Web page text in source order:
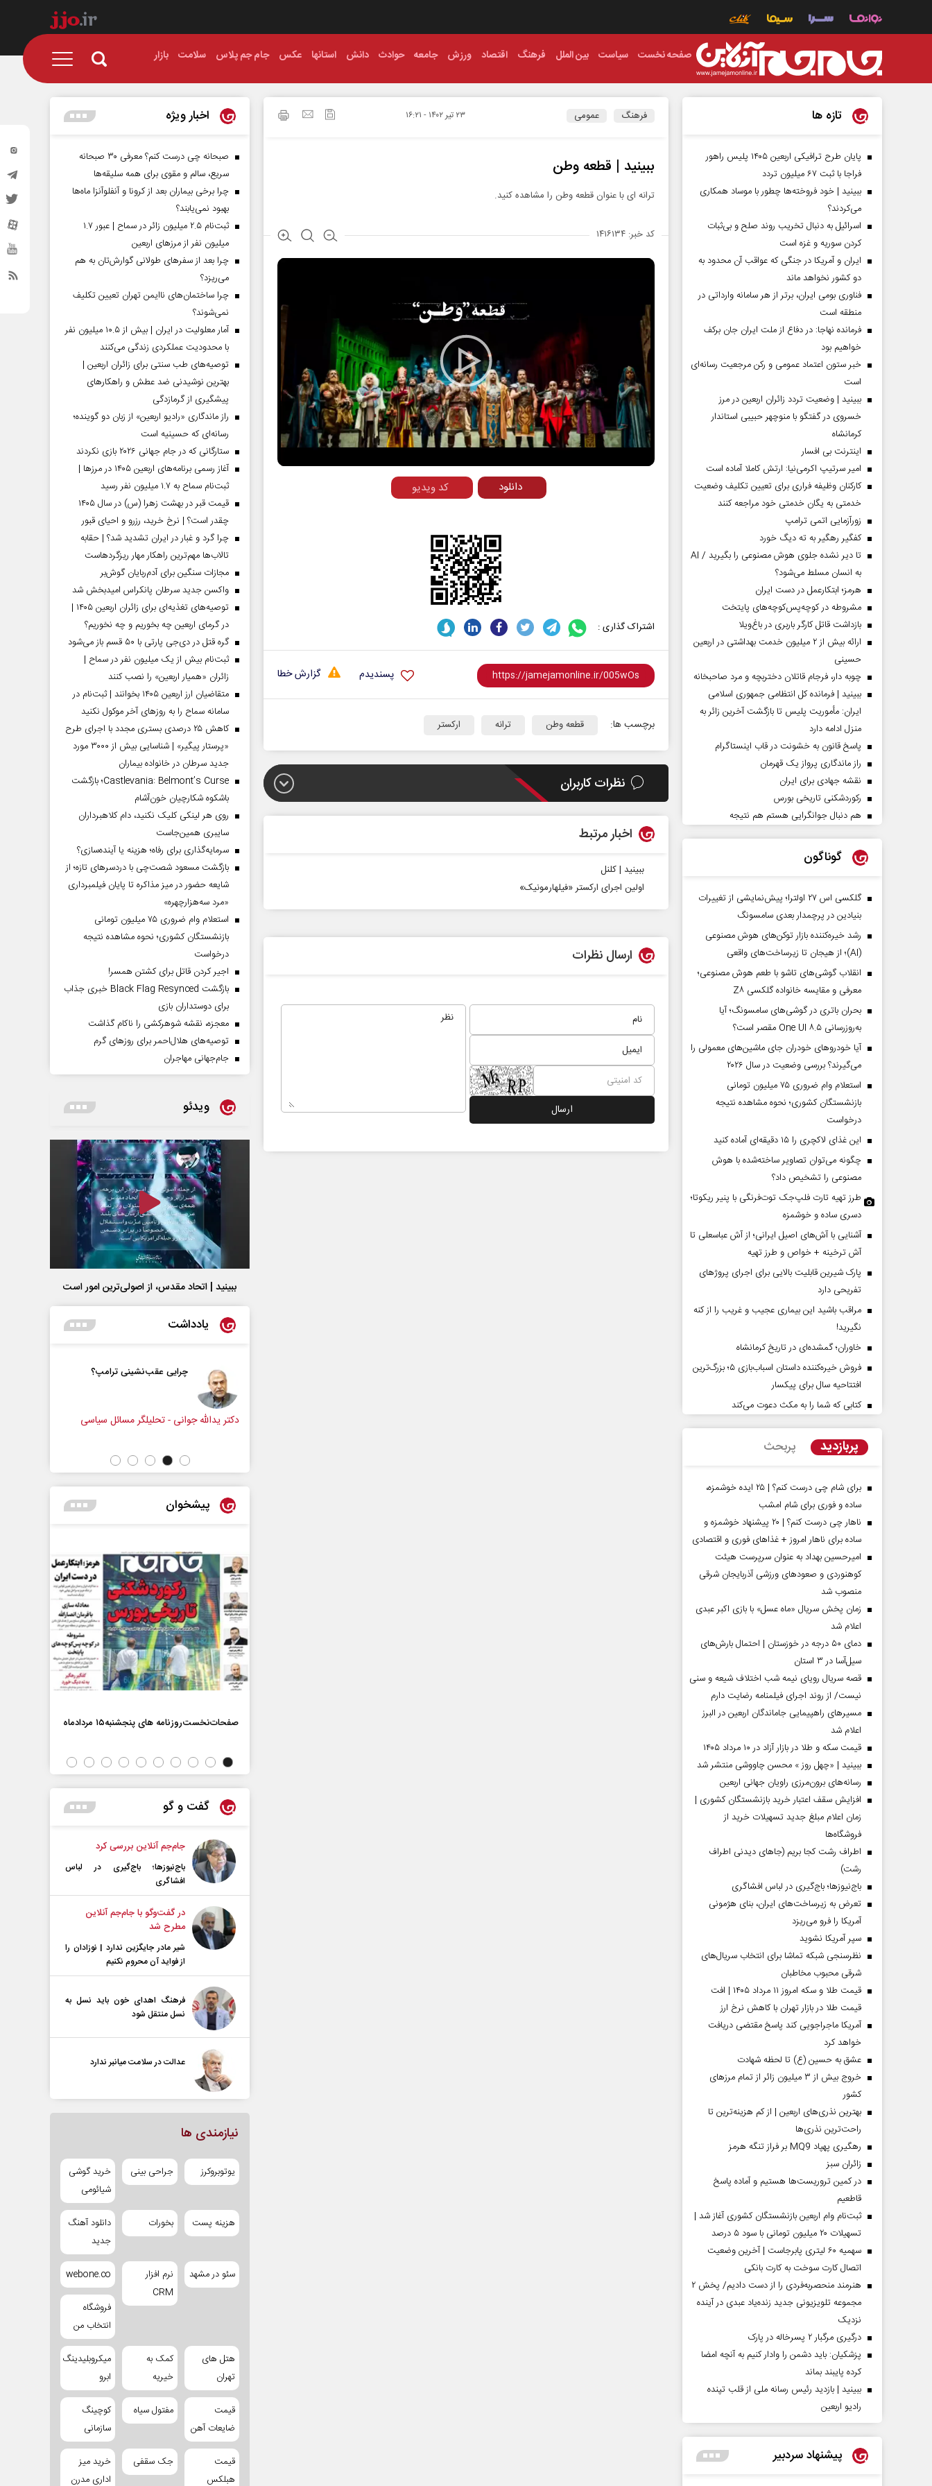
صفحه نخست سیاست بین الملل فرهنگ اقتصاد ورزش جامعه حوادث دانش استانها عکس جام جم پلاس سلامت بازار
فرهنگ عمومی ۲۳ تير ۱۴۰۲ - ۱۶:۲۱
ببینید | قطعه وطن
ترانه ای با عنوان قطعه وطن را مشاهده کنید.
کد خبر: ۱۴۱۶۱۳۴
Play
Video
کد ویدیو دانلود
اشتراک گذاری :
گزارش خطا پسندیدم
برچسب ها: قطعه وطن ترانه ارکستر
نظرات کاربران
اخبار مرتبط
ببینید | کلنل
اولین اجرای ارکستر «فیلهارمونیک»
ارسال نظرات
تازه ها
پایان طرح ترافیکی اربعین ۱۴۰۵ پلیس راهور
فراجا با ثبت ۶۷ میلیون تردد
ببینید | خود فروخته‌ها چطور با موساد همکاری
می‌کردند؟
اسرائیل به دنبال تخریب روند صلح و بی‌ثبات
کردن سوریه و غزه است
ایران و آمریکا در جنگی که عواقب آن محدود به
دو کشور نخواهد ماند
فناوری بومی ایران، برتر از هر سامانه وارداتی در
منطقه است
فرمانده نهاجا: در دفاع از ملت ایران جان برکف
خواهیم بود
خبر ستون اعتماد عمومی و رکن مرجعیت رسانه‌ای
است
ببینید | وضعیت تردد زائران اربعین در مرز
خسروی در گفتگو با منوچهر حبیبی استاندار
کرمانشاه
اینترنت بی افسار
امیر سرتیپ اکرمی‌نیا: ارتش کاملا آماده است
کارکنان وظیفه فراری برای تعیین تکلیف وضعیت
خدمتی به یگان خدمتی خود مراجعه کنند
زورآزمایی اتمی ترامپ
کفگیر رهگیر به ته دیگ خورد
تا دیر نشده جلوی هوش مصنوعی را بگیرید / AI
به انسان مسلط می‌شود؟
هرمز؛ ابتکارعمل در دست ایران
مشروطه در کوچه‌پس‌کوچه‌های پایتخت
بازداشت قاتل کارگر باربری در باغ‌ویلا
ارائه بیش از ۲ میلیون خدمت بهداشتی در اربعین
حسینی
چوبه دار، فرجام قاتلان دختربچه و مرد صاحبخانه
ببینید | فرمانده کل انتظامی جمهوری اسلامی
ایران­: مأموریت پلیس تا بازگشت آخرین زائر به
منزل ادامه دارد
پاسخ قانون به خشونت در قاب اینستاگرام
راز ماندگاری پرواز یک قهرمان
نقشه جهادی برای ایران
رکوردشکنی تاریخی بورس
هم دنبال جوانگرایی هستم هم نتیجه
گوناگون
گلکسی اس ۲۷ اولترا؛ پیش‌نمایشی از تغییرات
بنیادین در پرچمدار بعدی سامسونگ
رشد خیره‌کننده بازار توکن‌های هوش مصنوعی
(AI)؛ از هیجان تا زیرساخت‌های واقعی
انقلاب گوشی‌های تاشو‌ با طعم هوش مصنوعی؛
معرفی و مقایسه خانواده گلکسی Z۸
بحران باتری در گوشی‌های سامسونگ؛ آیا
به‌روزرسانی One UI ۸.۵ مقصر است؟
آیا خودروهای خودران جای ماشین‌های معمولی را
می‌گیرند؟ بررسی وضعیت در سال ۲۰۲۶
استعلام وام ضروری ۷۵ میلیون تومانی
بازنشستگان کشوری؛ نحوه مشاهده نتیجه
درخواست
این غذای لاکچری را ۱۵ دقیقه‌ای آماده کنید
چگونه می‌توان تصاویر ساخته‌شده با هوش
مصنوعی را تشخیص داد؟
طرز تهیه تارت فلپ‌جک توت‌فرنگی با پنیر ریکوتا؛
دسری ساده و خوشمزه
آشنایی با آش‌های اصیل ایرانی؛ از آش عباسعلی تا
آش ترخینه + خواص و طرز تهیه
پارک شیرین قابلیت‌ بالایی برای اجرای پروژهای
تفریحی دارد
مراقب باشید این بیماری عجیب و غریب را از کنه
نگیرید!
خاوران؛ گمشده‌ای در تاریخ کرمانشاه
فروش خیره‌کننده داستان اسباب‌بازی ۵؛ بزرگ‌ترین
افتتاحیه سال برای پیکسار
کتابی که شما را به مکث دعوت می‌کند
پربازدید پربحث
برای شام چی درست کنم؟ | ۲۵ ایده خوشمزه،
ساده و فوری برای شام امشب
ناهار چی درست کنم؟ | ۲۰ پیشنهاد خوشمزه و
ساده برای ناهار امروز + غذاهای فوری و اقتصادی
امیرحسین بهداد به عنوان سرپرست هیئت
کوهنوردی و صعودهای ورزشی آذربایجان شرقی
منصوب شد
زمان پخش سریال «ماه عسل» با بازی اکبر عبدی
اعلام شد
دمای ۵۰ درجه در خوزستان | احتمال بارش‌های
سیل‌آسا در ۳ استان
قصه سریال رویای نیمه شب اختلاف شیعه و سنی
نیست/ از روند اجرای فیلمنامه رضایت دارم
مسیر‌های راهپیمایی جاماندگان اربعین در البرز
اعلام شد
قیمت سکه و طلا در بازار آزاد در ۱۰ مرداد ۱۴۰۵
ببینید | «چهل روز » محسن چاووشی منتشر شد
رسانه‌های برون‌مرزی راویان جهانی اربعین
افزایش سقف اعتبار خرید بازنشستگان کشوری |
زمان اعلام مبلغ جدید تسهیلات خرید از
فروشگاه‌ها
اطراف رشت کجا بریم (جاهای دیدنی اطراف
رشت)
باج‌نیوزها؛ باج‌گیری در لباس افشاگری
تعرض به زیرساخت‌های ایران، بنای هژمونی
آمریکا را فرو می‌ریزد
سپر آمریکا نشوید
نظرسنجی شبکه تماشا برای انتخاب سریال‌های
شرقی محبوب مخاطبان
قیمت طلا و سکه امروز ۱۱ مرداد ۱۴۰۵ | افت
قیمت طلا در بازار تهران با کاهش نرخ ارز
آمریکا ماجراجویی کند پاسخ مقتضی دریافت
خواهد کرد
عشق به حسین (ع) تا لحظه شهادت
خروج بیش از ۳ میلیون زائر از تمام مرز‌های
کشور
بهترین نذری‌های اربعین | از کم هزینه‌ترین تا
راحت‌ترین نذری‌ها
رهگیری پهپاد MQ9 بر فراز تنگه هرمز
‌زائران سبز
در کمین تروریست‌ها هستیم و آماده پاسخ
قاطعیم
ثبت‌نام وام اربعین بازنشستگان کشوری آغاز شد |
تسهیلات ۲۰ میلیون تومانی با سود ۵ درصد
سهمیه ۶۰ لیتری پابرجاست | آخرین وضعیت
اتصال کارت سوخت به کارت بانکی
هنرمند منحصر‌به‌فردی را از دست دادیم/ پخش ۲
مجموعه تلویزیونی جدید زنده‌یاد عبدی در آینده
نزدیک
درگیری مرگبار ۲ پسرخاله در پارک
پزشکیان: باید دشمن را وادار کنیم به آنچه امضا
کرده پایبند بماند
ببینید | بازدید رئیس رسانه ملی از قلب تپنده
رادیو اربعین
پیشنهاد سردبیر
اخبار ویژه
صبحانه چی درست کنم؟ معرفی ۳۰ صبحانه
سریع، سالم و مقوی برای همه سلیقه‌ها
چرا برخی بیماران بعد از کرونا و آنفلوآنزا ماه‌ها
بهبود نمی‌یابند؟
ثبت‌نام ۲.۵ میلیون زائر در سماح | عبور ۱.۷
میلیون نفر از مرز‌های اربعین
چرا بعد از سفرهای طولانی گوارش‌تان به هم
می‌ریزد؟
چرا ساختمان‌های ناایمن تهران تعیین تکلیف
نمی‌شوند؟
آمار معلولیت در ایران | بیش از ۱۰.۵ میلیون نفر
با محدودیت عملکردی زندگی می‌کنند
توصیه‌های طب سنتی برای زائران اربعین |
بهترین نوشیدنی ضد عطش و راهکارهای
پیشگیری از گرمازدگی
راز ماندگاری «رادیو اربعین» از زبان دو گوینده؛
رسانه‌ای که حسینیه است
ستارگانی که در جام جهانی ۲۰۲۶ بازی نکردند
آغاز رسمی برنامه‌های اربعین ۱۴۰۵ در مرز‌ها |
ثبت‌نام سماح به ۱.۷ میلیون نفر رسید
قیمت قبر در بهشت زهرا (س) در سال ۱۴۰۵
چقدر است؟ | نرخ خرید، رزرو و احیای قبور
چرا گرد و غبار در ایران تشدید شد؟ | حقابه
تالاب‌ها مهم‌ترین راهکار مهار ریزگردهاست
مجازات سنگین برای آدم‌ربایان گوش‌بر
واکسن جدید سرطان پانکراس امیدبخش شد
توصیه‌های تغذیه‌ای برای زائران اربعین ۱۴۰۵ |
در گرمای اربعین چه بخوریم و چه نخوریم؟
گره قتل در دی‌جی پارتی با ۵۰ قسم باز می‌شود
ثبت‌نام بیش از یک میلیون نفر در سماح |
زائران «همیار اربعین» را نصب کنند
متقاضیان ارز اربعین ۱۴۰۵ بخوانند | ثبت‌نام در
سامانه سماح را به روز‌های آخر موکول نکنید
کاهش ۲۵ درصدی بستری مجدد با اجرای طرح
«پرستار پیگیر» | شناسایی بیش از ۳۰۰۰ مورد
جدید سرطان در خانواده بیماران
Castlevania: Belmont’s Curse؛ بازگشت
باشکوه شکارچیان خون‌آشام
روی هر لینکی کلیک نکنید، دام کلاهبرداران
سایبری همین‌جاست
سرمایه‌گذاری برای رفاه؛ هزینه یا آینده‌سازی؟
بازگشت مسعود شصت‌چی با دردسر‌های تازه؛ از
شایعه حضور در میز مذاکره تا پایان فیلمبرداری
«مرد سه‌هزارچهره»
استعلام وام ضروری ۷۵ میلیون تومانی
بازنشستگان کشوری؛ نحوه مشاهده نتیجه
درخواست
اجیر کردن قاتل برای کشتن همسر!
بازگشت Black Flag Resynced خبری جذاب
برای دوستداران بازی
معجزه، نقشه شوهرکشی را ناکام گذاشت
توصیه‌های هلال‌احمر برای روز‌های گرم
جام‌جهانی مهاجران
ویدئو
ببینید | اتحاد مقدس، از اصولی‌ترین امور است
یادداشت
کوتاه‏‌مدت و
اربعین نماد مقاومت در برابر
استکبار‌
مجلس
چرایی عقب‌نشینی ترامپ؟
دکتر یدالله جوانی - تحلیلگر مسائل سیاسی
پیشخوان
صفحات نخست روزنامه ها‌ی‌سه‌شنبه ۶ مردادماه صفحات‌نخست‌روزنامه ها‌ی پنجشنبه‌۱۵ مردادماه
گفت و گو
جام‌جم آنلاین بررسی کرد
باج‌نیوزها؛ باج‌گیری در لباس
افشاگری
در گفت‌و‌گو با جام‌جم آنلاین
مطرح شد
شیر مادر جایگزین ندارد | نوزادان را
از فواید آن محروم نکنیم
فرهنگ اهدای خون باید نسل به
نسل منتقل شود
عدالت در سلامت میانبر ندارد
نیازمندی ها
یوتوبروکرز جراحی بینی
خرید گوشی
شیائومی
هزینه پست بخورات
دانلود آهنگ
جدید
سئو در مشهد
نرم افزار
CRM
webone.co
فروشگاه
انتخاب من
هتل های
تهران
کمک به
خیریه
میکروبلیدینگ
ابرو
قیمت
ضایعات آهن
مفتول سیاه
کوچینگ
سازمانی
قیمت
هبلکس
جک سقفی
خرید میز
اداری مدرن